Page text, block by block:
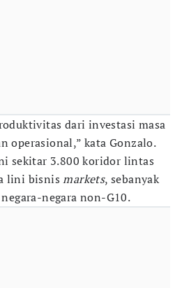
dari investasi masa
operasional,” kata Gonzalo.
sekitar 3.800 koridor lintas
lini bisnismarkets, sebanyak
negara non-G10.